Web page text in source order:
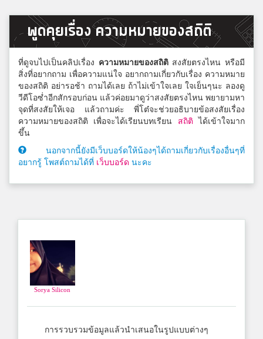
พูดคุยเรื่อง ความหมายของสถิติ
ที่ดูจบไปเป็นคลิปเรื่อง ความหมายของสถิติสงสัยตรงไหน หรือมี
สิ่งที่อยากถาม เพื่อความแน่ใจ อยากถามเกี่ยวกับเรื่อง ความหมาย
ของสถิติ อย่ารอช้า ถามได้เลย ถ้าไม่เข้าใจเลย ใจเย็นๆนะ ลองดู
วีดีโอซ่ำอีกสักรอบก่อน แล้วค่อยมาดูว่าสงสัยตรงไหน พยายามหา
จุดที่สงสัยให้เจอ แล้วถามค่ะ พี่โต๋จะช่วยอธิบายข้อสงสัยเรื่อง
ความหมายของสถิติ เพื่อจะได้เรียนบทเรียน สถิติ ได้เข้าใจมาก
ขึ้น
นอกจากนี้ยังมีเว็บบอร์ดให้น้องๆได้ถามเกี่ยวกับเรื่องอื่นๆที่
อยากรู้ โพสต์ถามได้ที่ เว็บบอร์ด นะคะ
Sorya Silicon
การรวบรวมข้อมูลแล้วนำเสนอในรูปแบบต่างๆ